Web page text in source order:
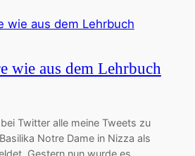
wie aus dem Lehrbuch
Twitter alle meine Tweets zu
Notre Dame in Nizza als
Gestern nun wurde es